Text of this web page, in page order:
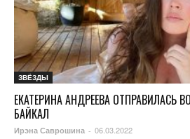
ЗВЁЗДЫ
ЕКАТЕРИНА АНДРЕЕВА ОТПРАВИЛАСЬ
БАЙКАЛ
Ирэна Саврошина - 06.03.2022